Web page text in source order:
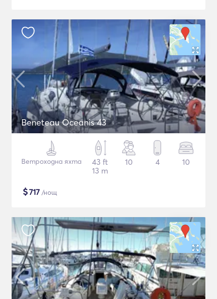
Beneteau Oceanis 43
Ветроходна яхта
43 ft
13 m
10 4 10
$717 /нощ